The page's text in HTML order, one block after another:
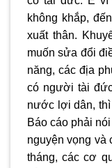
không khắp,
xuất thân.
muốn sửa đổi
năng, các địa
có người tài
nước lợi dân, thì
Báo cáo phải
nguyện vọng và
tháng, các cơ